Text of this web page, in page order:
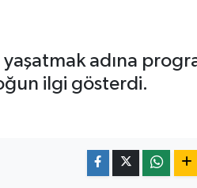
yaşatmak adına
ilgi gösterdi.